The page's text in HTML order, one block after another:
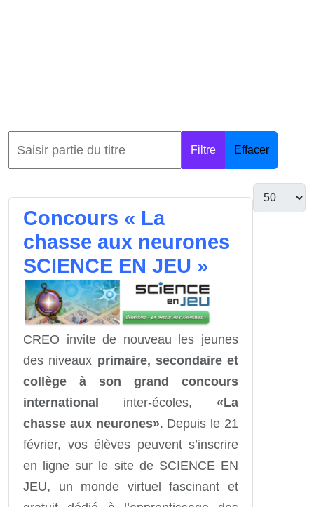
Filtre Effacer
Concours « La
chasse aux neurones
SCIENCE EN JEU »
CREO invite de nouveau les jeunes
des niveaux primaire, secondaire et
collège à son grand concours
international inter-écoles, «La
chasse aux neurones». Depuis le 21
février, vos élèves peuvent s’inscrire
en ligne sur le site de SCIENCE EN
JEU, un monde virtuel fascinant et